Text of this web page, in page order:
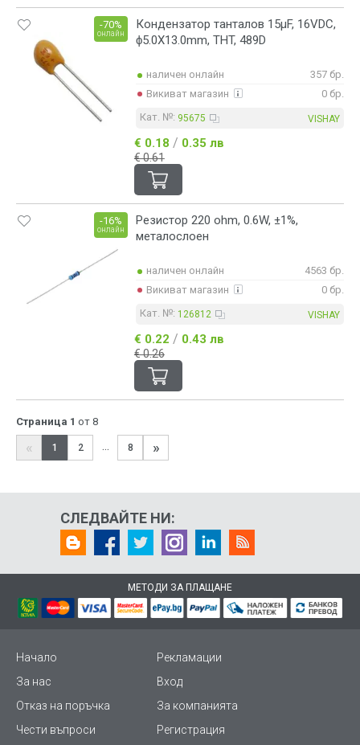
Кондензатор танталов 15µF, 16VDC,
ϕ5.0X13.0mm, THT, 489D
-70%
онлайн
наличен онлайн
357 бр.
Викиват магазин
0 бр.
Кат. №: 95675 VISHAY
€ 0.18 / 0.35 лв
€ 0.61
Резистор 220 ohm, 0.6W, ±1%,
металослоен
-16%
онлайн
наличен онлайн
4563 бр.
Викиват магазин
0 бр.
Кат. №: 126812 VISHAY
€ 0.22 / 0.43 лв
€ 0.26
Страница 1 от 8
« 1 2 ... 8 »
СЛЕДВАЙТЕ НИ:
МЕТОДИ ЗА ПЛАЩАНЕ
Начало
Рекламации
За нас
Вход
Отказ на поръчка
За компанията
Чести въпроси
Регистрация